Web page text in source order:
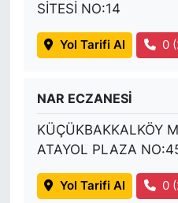
SİTESİ NO:14
Yol Tarifi Al 0
NAR ECZANESİ
KÜÇÜKBAKKALKÖY
ATAYOL PLAZA
Yol Tarifi Al 0